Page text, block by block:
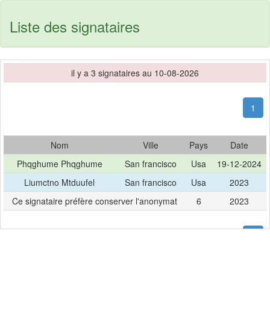
Liste des signataires
il y a 3 signataires au 10-08-2026
1
Nom Ville Pays
Date
Phqghume Phqghume
San francisco Usa
19-12-2024
Liumctno Mtduufel
San francisco Usa
2023
Ce signataire préfère conserver l'anonymat
6 2023